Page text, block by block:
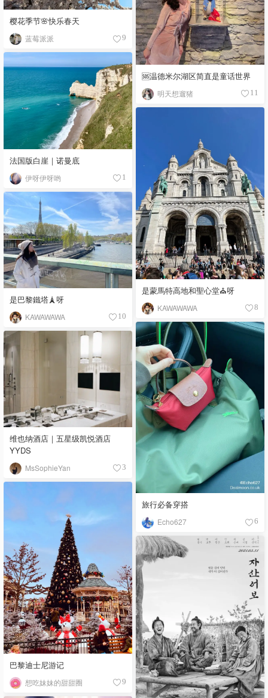
樱花季节🌸快乐春天
蓝莓派派 9
🆘温德米尔湖区简直是童话世界
明天想遛猪 11
法国版白崖｜诺曼底
伊呀伊呀哟 1
是蒙馬特高地和聖心堂⛪️呀
KAWAWAWA 8
是巴黎鐵塔🗼呀
KAWAWAWA 10
旅行必备穿搭
Echo627 6
维也纳酒店｜五星级凯悦酒店
YYDS
MsSophieYan 3
巴黎迪士尼游记
想吃妹妹的甜甜圈 9